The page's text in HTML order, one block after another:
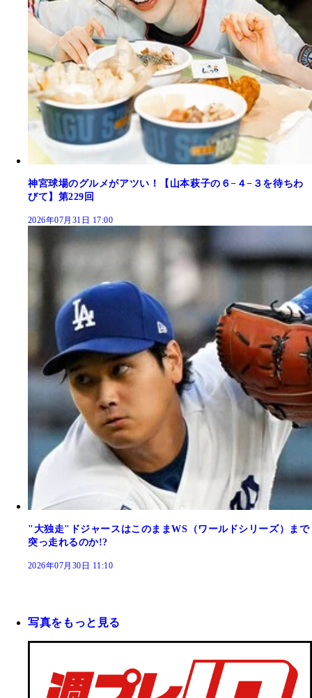
神宮球場のグルメがアツい！【山本萩子の６−４−３を待ちわ
びて】第229回
2026年07月31日 17:00
"大独走"ドジャースはこのままWS（ワールドシリーズ）まで
突っ走れるのか!?
2026年07月30日 11:10
写真をもっと見る